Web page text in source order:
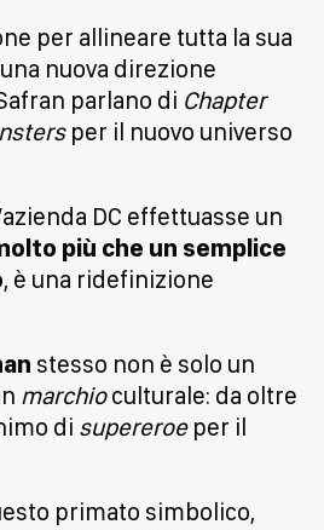
per allineare tutta la sua
nuova direzione
parlano di Chapter
per il nuovo universo
DC effettuasse un
più che un semplice
, è una ridefinizione
stesso non è solo un
marchioculturale: da oltre
di supereroeper il
primato simbolico,